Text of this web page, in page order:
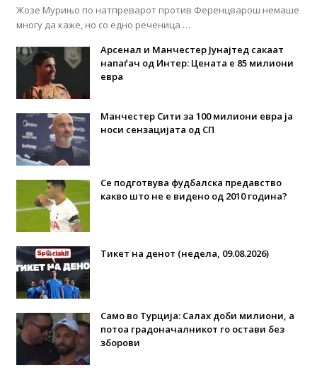
Жозе Мурињо по натпреварот против Ференцварош немаше
многу да каже, но со едно реченица …
Арсенал и Манчестер Јунајтед сакаат
напаѓач од Интер: Цената е 85 милиони
евра
Манчестер Сити за 100 милиони евра ја
носи сензацијата од СП
Се подготвува фудбалска предавство
какво што не е видено од 2010 година?
Тикет на денот (недела, 09.08.2026)
Само во Турција: Салах доби милиони, а
потоа градоначалникот го остави без
зборови